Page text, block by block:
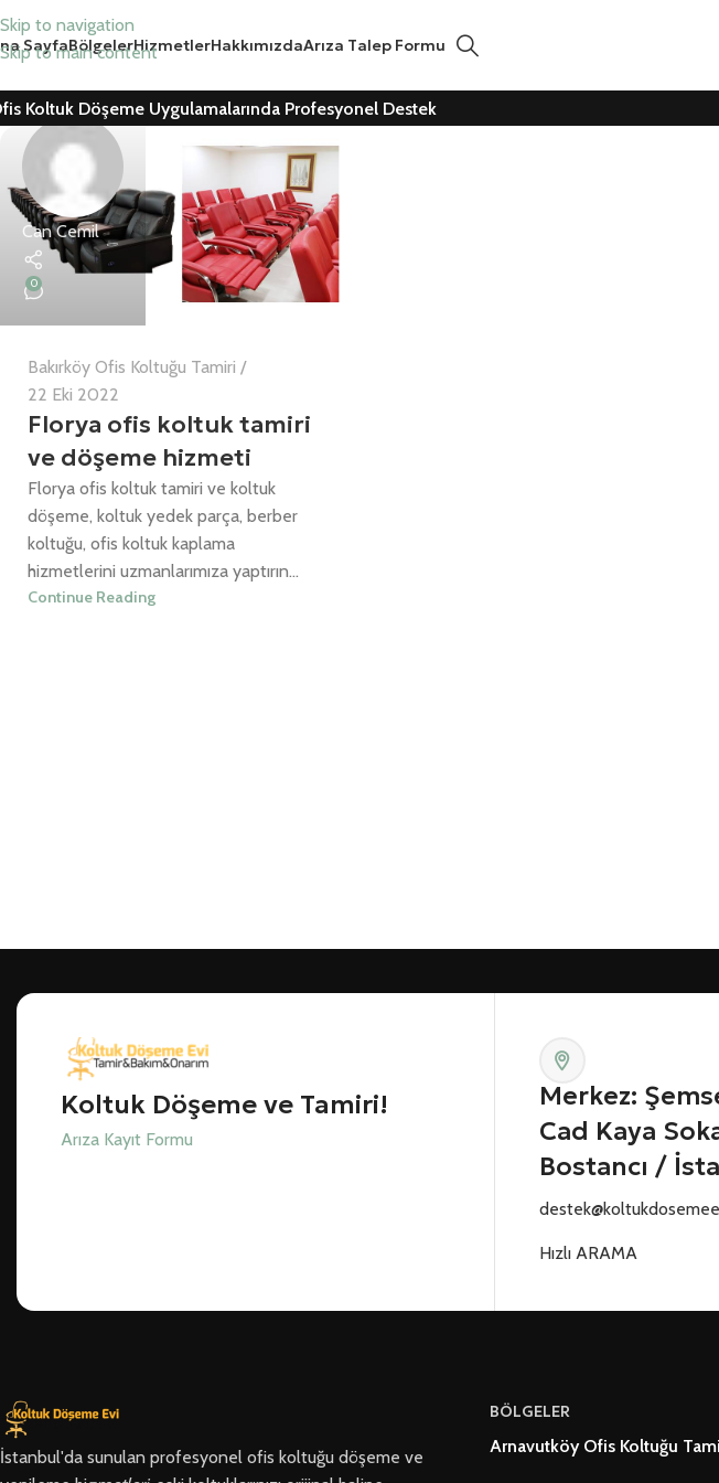
Skip to navigation
Skip to main content
SayfaBölgelerHizmetlerHakkımızdaArıza Talep Formu
Koltuk Döşeme Uygulamalarında Profesyonel Destek
Can Cemil
0
Bakırköy Ofis Koltuğu Tamiri
22 Eki 2022
Florya ofis koltuk tamiri
ve döşeme hizmeti
Florya ofis koltuk tamiri ve koltuk
döşeme, koltuk yedek parça, berber
koltuğu, ofis koltuk kaplama
hizmetlerini uzmanlarımıza yaptırın...
Continue Reading
Koltuk Döşeme ve Tamiri!
Arıza Kayıt Formu
Merkez:
Cad Kaya
Bostancı /
Hızlı ARAMA
İstanbul'da sunulan profesyonel ofis koltuğu döşeme ve
BÖLGELER
Arnavutköy Ofis Koltuğu